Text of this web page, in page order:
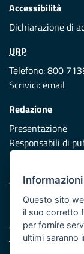
Accessibilità
Dichiarazione di
URP
Telefono: 800
Scrivici:email
Redazione
Presentazione
Responsabili di
Vai al sito di
Iniziativa
Asse XI
Questo sito
il suo corretto
per fornire
ultimi saranno